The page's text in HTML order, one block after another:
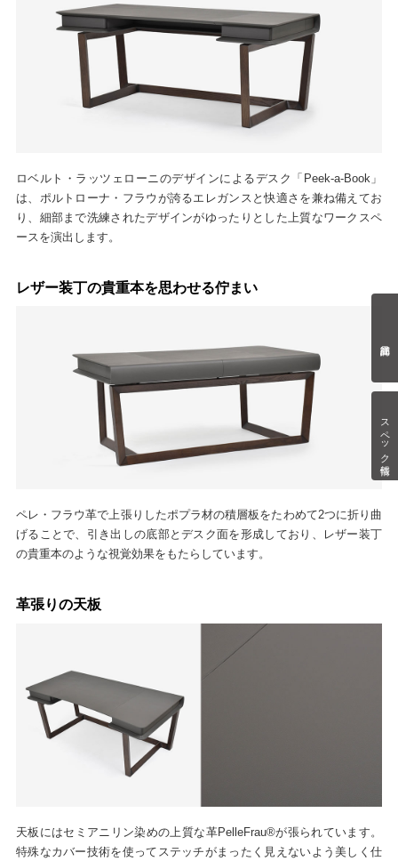
スペック情報
ロベルト・ラッツェローニのデザインによるデスク「Peek-a-Book」
は、ポルトローナ・フラウが誇るエレガンスと快適さを兼ね備えてお
り、細部まで洗練されたデザインがゆったりとした上質なワークスペ
ースを演出します。
レザー装丁の貴重本を思わせる佇まい
ペレ・フラウ革で上張りしたポプラ材の積層板をたわめて2つに折り曲
げることで、引き出しの底部とデスク面を形成しており、レザー装丁
の貴重本のような視覚効果をもたらしています。
革張りの天板
天板にはセミアニリン染めの上質な革PelleFrau®が張られています。
特殊なカバー技術を使ってステッチがまったく見えないよう美しく仕